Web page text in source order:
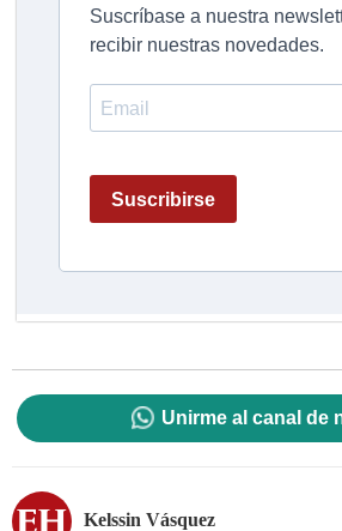
Unirme al canal de
Kelssin Vásquez